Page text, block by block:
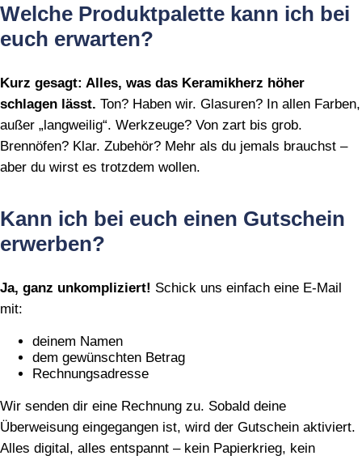
Welche Produktpalette kann ich bei
euch erwarten?
Kurz gesagt: Alles, was das Keramikherz höher
schlagen lässt. Ton? Haben wir. Glasuren? In allen Farben,
außer „langweilig“. Werkzeuge? Von zart bis grob.
Brennöfen? Klar. Zubehör? Mehr als du jemals brauchst –
aber du wirst es trotzdem wollen.
Kann ich bei euch einen Gutschein
erwerben?
Ja, ganz unkompliziert! Schick uns einfach eine E‑Mail
mit:
deinem Namen
dem gewünschten Betrag
Rechnungsadresse
Wir senden dir eine Rechnung zu. Sobald deine
Überweisung eingegangen ist, wird der Gutschein aktiviert.
Alles digital, alles entspannt – kein Papierkrieg, kein